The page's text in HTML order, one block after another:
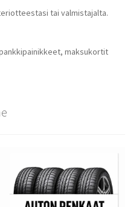
tai valmistajalta.
maksukortit